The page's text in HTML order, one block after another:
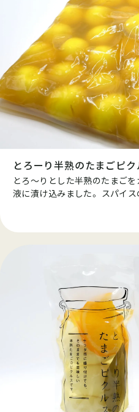
とろーり半熟のたまごピク
とろ～りとした半熟のたまご
液に漬け込みました。 スパイ
た優しいピクルス。 袋を開け
お子様やピクルスが苦手な方
味のお酢を使用しています。